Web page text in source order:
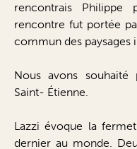
rencontrais
rencontre fut portée
commun des paysages
Nous avons
Saint- Étienne.
Lazzi évoque la
dernier au monde.